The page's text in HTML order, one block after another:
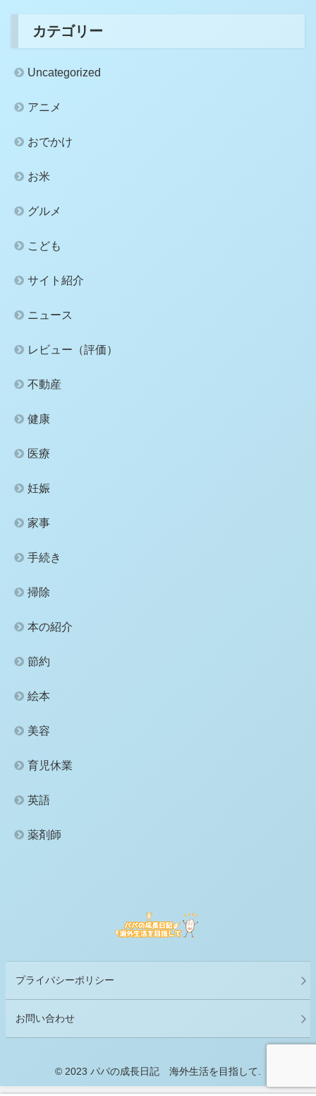
カテゴリー
Uncategorized
アニメ
おでかけ
お米
グルメ
こども
サイト紹介
ニュース
レビュー（評価）
不動産
健康
医療
妊娠
家事
手続き
掃除
本の紹介
節約
絵本
美容
育児休業
英語
薬剤師
プライバシーポリシー
お問い合わせ
© 2023 パパの成長日記 海外生活を目指して.